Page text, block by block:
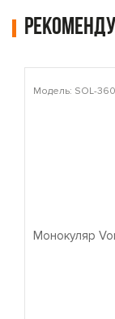
Модель: SOL-
Монокуляр